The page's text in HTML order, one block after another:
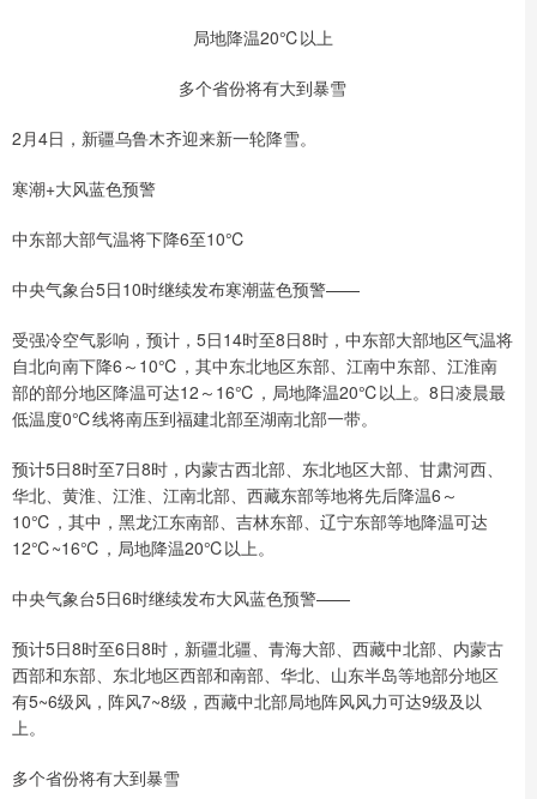
局地降温20℃以上
多个省份将有大到暴雪
2月4日，新疆乌鲁木齐迎来新一轮降雪。
寒潮+大风蓝色预警
中东部大部气温将下降6至10℃
中央气象台5日10时继续发布寒潮蓝色预警——
受强冷空气影响，预计，5日14时至8日8时，中东部大部地区气温将
自北向南下降6～10℃，其中东北地区东部、江南中东部、江淮南
部的部分地区降温可达12～16℃，局地降温20℃以上。8日凌晨最
低温度0℃线将南压到福建北部至湖南北部一带。
预计5日8时至7日8时，内蒙古西北部、东北地区大部、甘肃河西、
华北、黄淮、江淮、江南北部、西藏东部等地将先后降温6～
10℃，其中，黑龙江东南部、吉林东部、辽宁东部等地降温可达
12℃~16℃，局地降温20℃以上。
中央气象台5日6时继续发布大风蓝色预警——
预计5日8时至6日8时，新疆北疆、青海大部、西藏中北部、内蒙古
西部和东部、东北地区西部和南部、华北、山东半岛等地部分地区
有5~6级风，阵风7~8级，西藏中北部局地阵风风力可达9级及以
上。
多个省份将有大到暴雪